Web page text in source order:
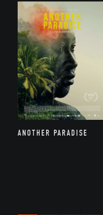
ANOTHER PARADISE